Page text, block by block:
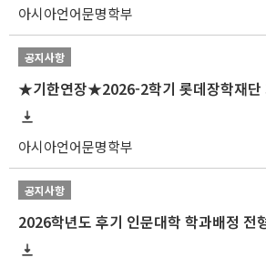
아시아언어문명학부
공지사항
아시아언어문명학부
공지사항
2026학년도 후기 인문대학 학과배정 전